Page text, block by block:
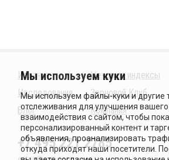
Издания
Исследования
Блог
Ценовые индексы
Зерновой Клуб
Компания
+7 495 221 2785